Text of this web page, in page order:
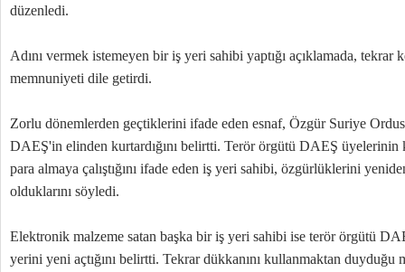
düzenledi.
Adını vermek istemeyen bir iş yeri sahibi yaptığı açıklamada, tekrar
memnuniyeti dile getirdi.
Zorlu dönemlerden geçtiklerini ifade eden esnaf, Özgür Suriye
DAEŞ'in elinden kurtardığını belirtti. Terör örgütü DAEŞ üyelerinin
para almaya çalıştığını ifade eden iş yeri sahibi, özgürlüklerini
olduklarını söyledi.
Elektronik malzeme satan başka bir iş yeri sahibi ise terör örgütü
yerini yeni açtığını belirtti. Tekrar dükkanını kullanmaktan duyduğu